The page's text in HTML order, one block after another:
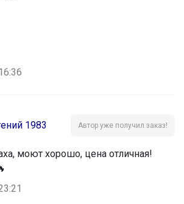
1983 Автор уже получил заказ!
моют хорошо, цена отличная!